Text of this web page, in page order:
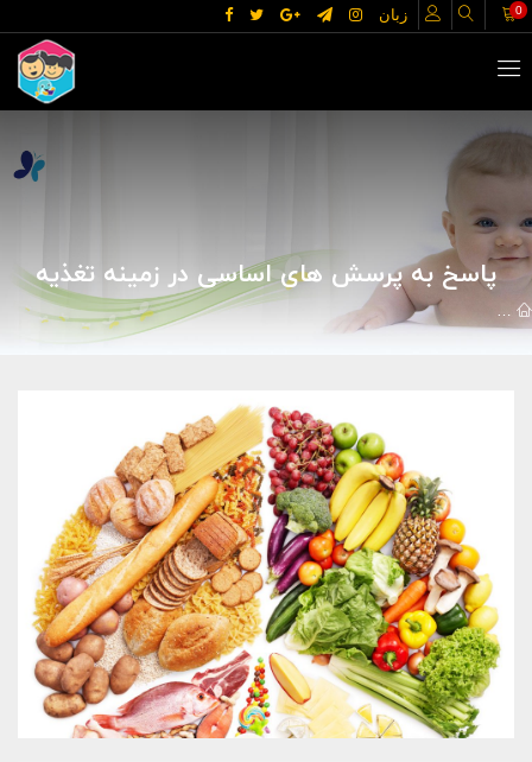
زبان 0
پاسخ به پرسش های اساسی در زمینه تغذیه
علوم پزشکی تغذیه و رژیم پاسخ به پرسش های اساسی در